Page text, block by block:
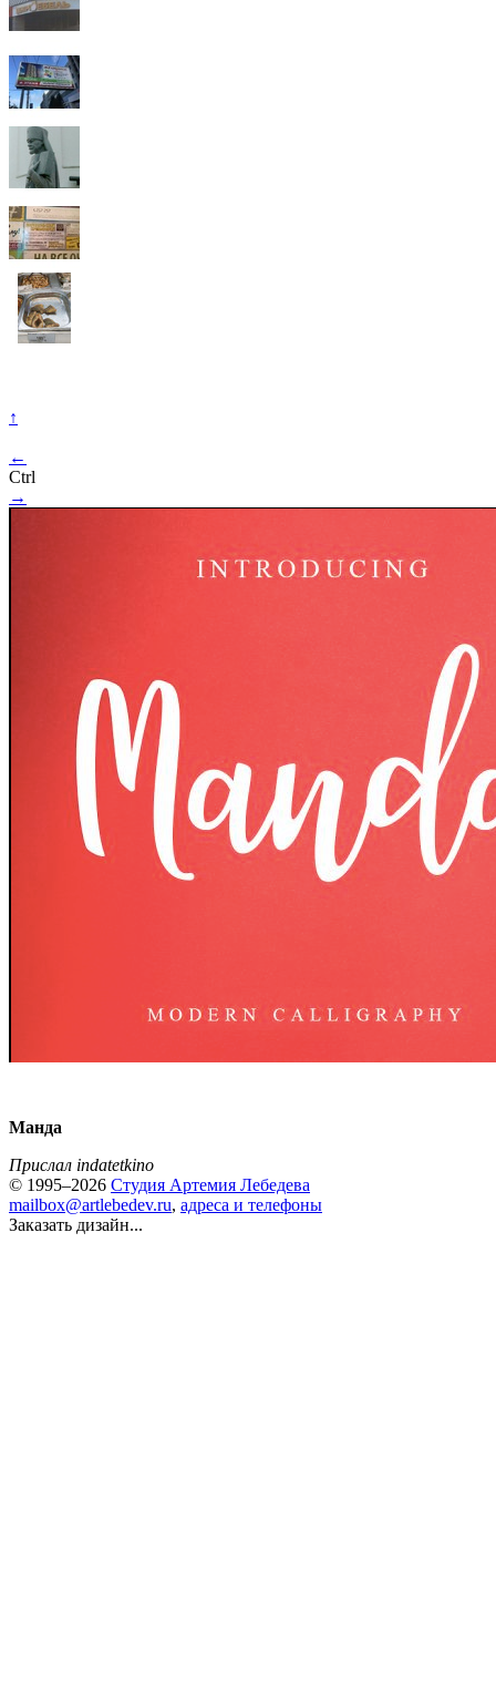
↑
←
Ctrl
→
Манда
Прислал indatetkino
© 1995–2026 Студия Артемия Лебедева
mailbox@artlebedev.ru, адреса и телефоны
Заказать дизайн...